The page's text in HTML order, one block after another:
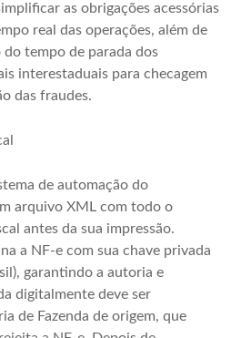
as obrigações acessórias
real das operações, além de
tempo de parada dos
interestaduais para checagem
das fraudes.
de automação do
arquivo XML com todo o
antes da sua impressão.
a NF-e com sua chave privada
garantindo a autoria e
digitalmente deve ser
de Fazenda de origem, que